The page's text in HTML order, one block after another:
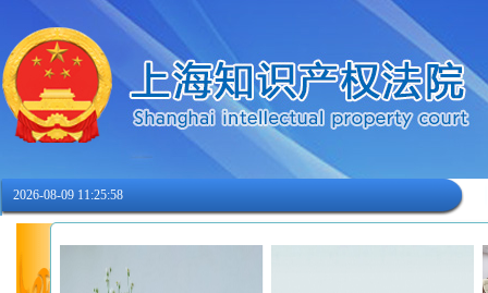
2026-08-09 11:25:58
全国人大代表李丰应邀赴上海知识产权法院调研
更多>>